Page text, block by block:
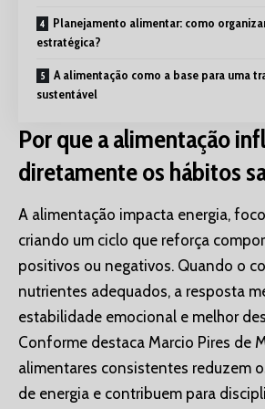
Planejamento alimentar: como
estratégica?
A alimentação como a base para uma
sustentável
Por que a alimentação
diretamente os hábitos
A alimentação impacta energia,
criando um ciclo que reforça
positivos ou negativos. Quando o
nutrientes adequados, a resposta
estabilidade emocional e melhor
Conforme destaca Marcio Pires de
alimentares consistentes reduzem
de energia e contribuem para